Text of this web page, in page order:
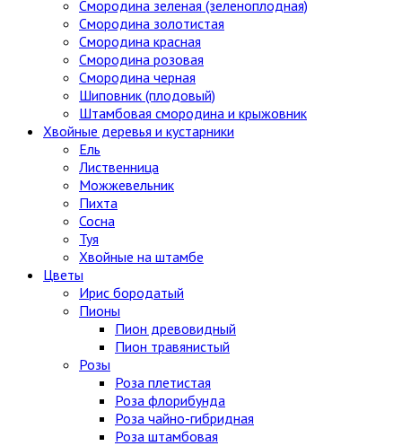
Смородина зеленая (зеленоплодная)
Смородина золотистая
Смородина красная
Смородина розовая
Смородина черная
Шиповник (плодовый)
Штамбовая смородина и крыжовник
Хвойные деревья и кустарники
Ель
Лиственница
Можжевельник
Пихта
Сосна
Туя
Хвойные на штамбе
Цветы
Ирис бородатый
Пионы
Пион древовидный
Пион травянистый
Розы
Роза плетистая
Роза флорибунда
Роза чайно-гибридная
Роза штамбовая